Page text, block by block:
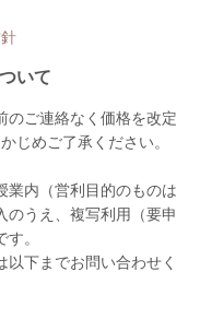
いて
のご連絡なく価格を改定
じめご了承ください。
業内（営利目的のものは
のうえ、複写利用（要申
。
下までお問い合わせく